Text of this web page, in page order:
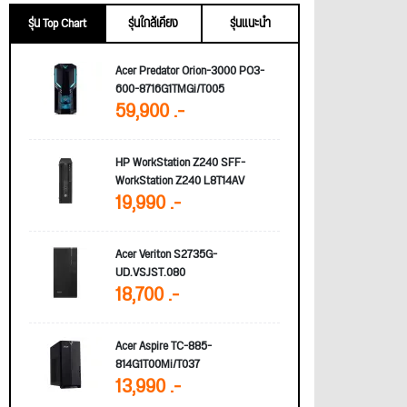
รุ่น Top Chart รุ่นใกล้เคียง
รุ่นแนะนำ
Acer Predator Orion-3000 PO3-
600-8716G1TMGi/T005
59,900 .-
HP WorkStation Z240 SFF-
WorkStation Z240 L8T14AV
19,990 .-
Acer Veriton S2735G-
UD.VSJST.080
18,700 .-
Acer Aspire TC-885-
814G1T00Mi/T037
13,990 .-